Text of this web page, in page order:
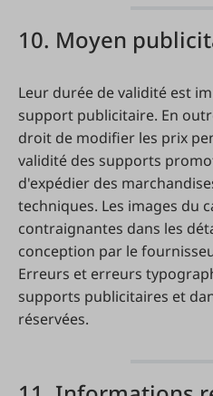
10. Moyen
Leur durée de validité est
support publicitaire. En
droit de modifier les prix
validité des supports
d'expédier des
techniques. Les images du
contraignantes dans les
conception par le
Erreurs et erreurs
supports publicitaires et
réservées.